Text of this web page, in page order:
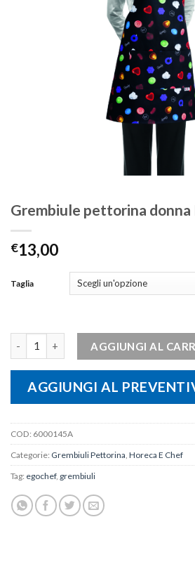
Grembiule pettorina donna
€13,00
Taglia
AGGIUNGI AL
AGGIUNGI AL
COD: 6000145A
Categorie: Grembiuli Pettorina Horeca E Chef
Tag: egochef, grembiuli